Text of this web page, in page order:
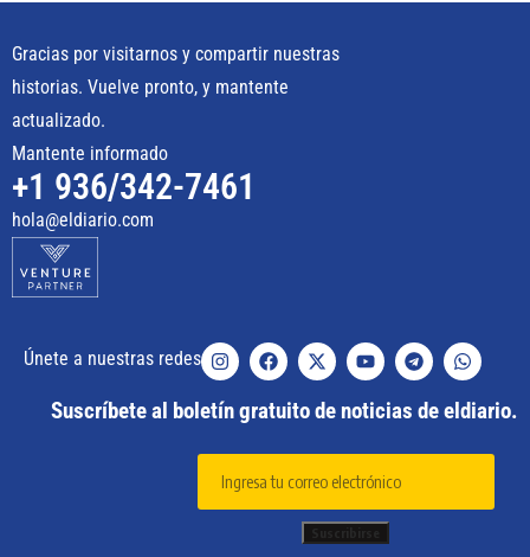
Gracias por visitarnos y compartir nuestras
historias. Vuelve pronto, y mantente
actualizado.
Mantente informado
+1 936/342-7461
hola@eldiario.com
Únete a nuestras redes
Suscríbete al boletín gratuito de noticias de eldiario.